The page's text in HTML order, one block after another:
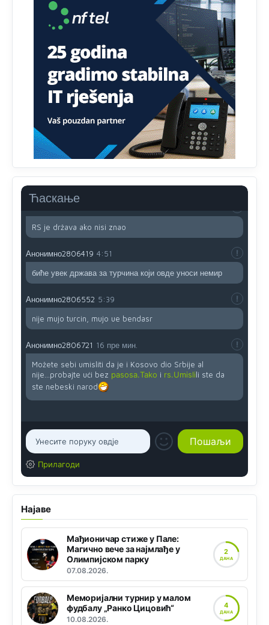
Ћаскање
Милорад Додик је доживотни предсједник државе
Републике Српске! Душмани ће умријети од муке,не
могу му ништа.
Анонимно2802622 јуче 5:29
Mile je predsjednik stranke kao recimo Bakir ili Dragan a
tzv.rsneće nikad biti država,samo pokrajina u državi
Bosni i Hercegovini
Анонимно2800732 јуче
Pavle D u d l a č
Анонимно2806339 4:23
RS je država ako nisi znao
Анонимно2806419 4:51
биће увек држава за турчина који овде уноси немир
Анонимно2806552 5:39
nije mujo turcin, mujo ue bendasr
Анонимно2806721 16 пре мин.
Možete sebi umisliti da je i Kosovo dio Srbije al
nije...probajte ući bez pasosa.Tako i rs.Umislili ste da
ste nebeski narod
Прилагоди
Најаве
Мађионичар стиже у Пале:
Магично вече за најмлађе у
Олимпијском парку
07.08.2026.
2
ДАНА
Меморијални турнир у малом
фудбалу „Ранко Цицовић“
10.08.2026.
4
ДАНА